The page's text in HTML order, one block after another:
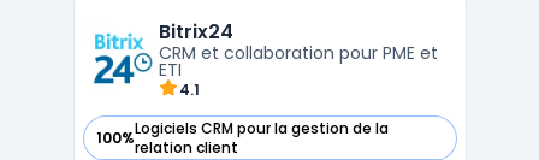
documents, des feuilles de calcul et des
présentations. Les ou ...
Bitrix24
CRM et collaboration pour PME et
ETI
4.1
100%Logiciels CRM pour la gestion de la
relation client
— voir Bitrix24 dans cette catégorie